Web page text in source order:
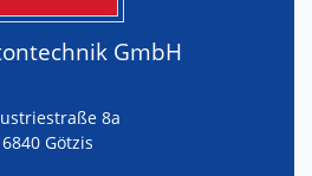
GmbH
8a
6840 Götzis